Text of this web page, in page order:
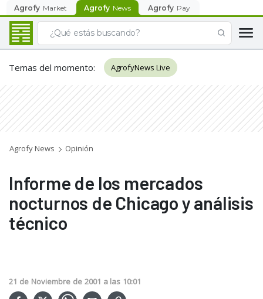
Agrofy Market Agrofy News Agrofy Pay
Temas del momento: AgrofyNews Live
Agrofy News Opinión
Informe de los mercados
nocturnos de Chicago y análisis
técnico
21 de Noviembre de 2001 a las 10:01